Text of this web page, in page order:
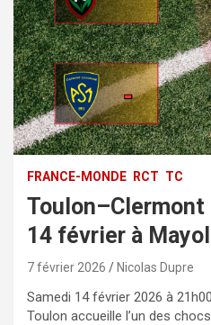
FRANCE-MONDE RCT TC
Toulon–Clermont
14 février à Mayol
7 février 2026 Nicolas Dupre
Samedi 14 février 2026 à
Toulon accueille l’un des